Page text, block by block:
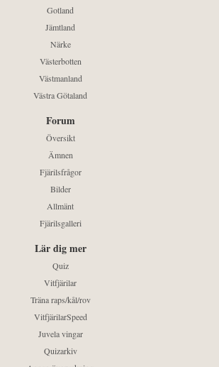
Gotland
Jämtland
Närke
Västerbotten
Västmanland
Västra Götaland
Forum
Översikt
Ämnen
Fjärilsfrågor
Bilder
Allmänt
Fjärilsgalleri
Lär dig mer
Quiz
Vitfjärilar
Träna raps/kål/rov
VitfjärilarSpeed
Juvela vingar
Quizarkiv